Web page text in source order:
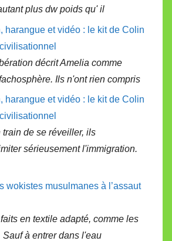
plus dw poids qu' il
harangue et vidéo : le kit de Colin
décrit Amelia comme
Ils n'ont rien compris
harangue et vidéo : le kit de Colin
de se réveiller, ils
sérieusement l'immigration.
wokistes musulmanes à l’assaut
en textile adapté, comme les
à entrer dans l'eau